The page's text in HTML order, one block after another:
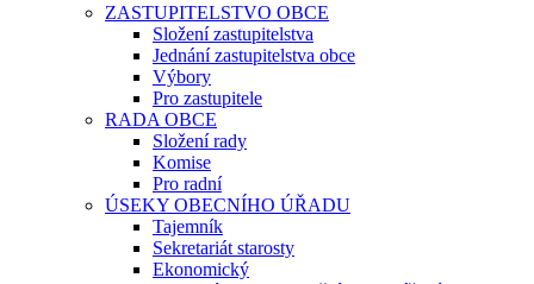
ZASTUPITELSTVO OBCE
Složení zastupitelstva
Jednání zastupitelstva obce
Výbory
Pro zastupitele
RADA OBCE
Složení rady
Komise
Pro radní
ÚSEKY OBECNÍHO ÚŘADU
Tajemník
Sekretariát starosty
Ekonomický